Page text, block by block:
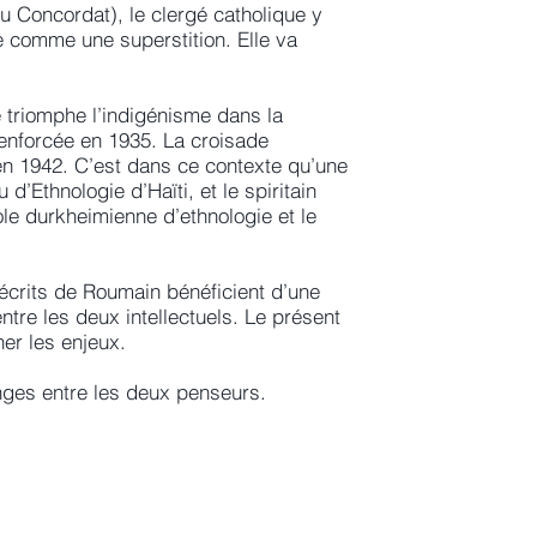
Concordat), le clergé catholique y
une superstition. Elle va
l’indigénisme dans la
en 1935. La croisade
C’est dans ce contexte qu’une
d’Haïti, et le spiritain
durkheimienne d’ethnologie et le
de Roumain bénéficient d’une
les deux intellectuels. Le présent
les enjeux.
entre les deux penseurs.